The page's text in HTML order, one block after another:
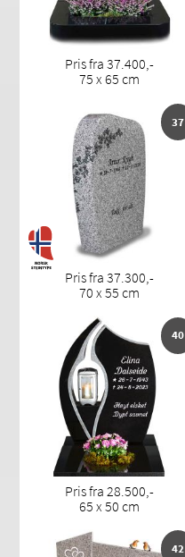
Pris fra 37.400,-
75 x 65 cm
37
Pris fra 37.300,-
70 x 55 cm
40
Pris fra 28.500,-
65 x 50 cm
42